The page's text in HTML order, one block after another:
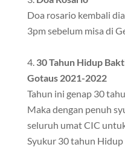
Doa rosario kembali
3pm sebelum misa di
30 Tahun Hidup
Gotaus 2021-2022
Tahun ini genap 30
Maka dengan penuh
seluruh umat CIC
Syukur 30 tahun